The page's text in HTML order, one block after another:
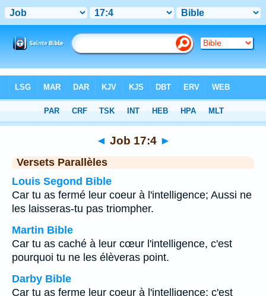
Chapitre 17 > Verset 4
◄ Job 17:4 ►
Versets Parallèles
Louis Segond Bible
Car tu as fermé leur coeur à l'intelligence; Aussi ne
les laisseras-tu pas triompher.
Martin Bible
Car tu as caché à leur cœur l'intelligence, c'est
pourquoi tu ne les élèveras point.
Darby Bible
Car tu as ferme leur coeur à l'intelligence; c'est